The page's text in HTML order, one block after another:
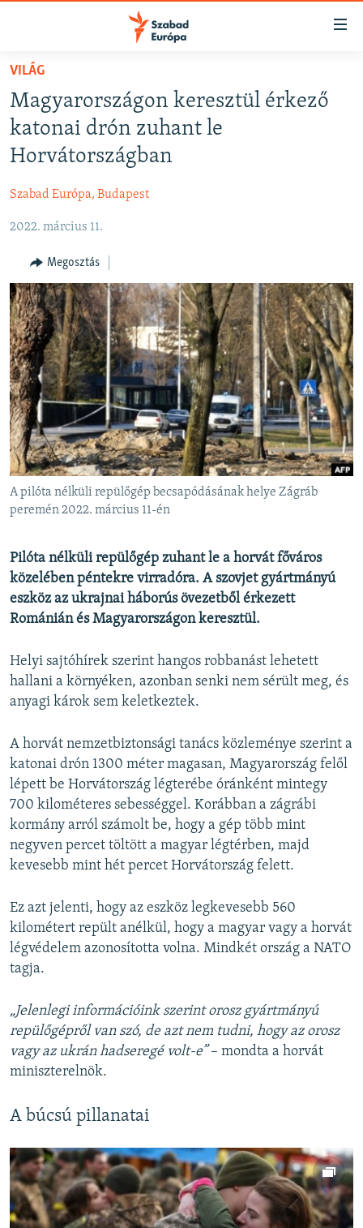
Akadálymentes
Ugrás
fő
oldalra
Ugrás
tartalomjegyzékre
AKTUÁLIS
PODCASTOK
ELEMZŐ
NER15
SZABADON
TÁRSADALOM
DEMOKRÁCIA
A PÉNZ NYOMÁBAN
EURÓPAI UNIÓ
VILÁG
KLÍMAVÁLTOZÁS
A MÚLT TANULSÁGAI
KÖVESSEN MINKET!
Valamennyi RFE/RL weboldal
VILÁG
Magyarországon keresztül érkező
katonai drón zuhant le
Horvátországban
Szabad Európa, Budapest
2022. március 11.
Megosztás
A pilóta nélküli repülőgép becsapódásának helye Zágráb
peremén 2022. március 11-én
Pilóta nélküli repülőgép zuhant le a horvát főváros
közelében péntekre virradóra. A szovjet gyártmányú
eszköz az ukrajnai háborús övezetből érkezett
Románián és Magyarországon keresztül.
Helyi sajtóhírek szerint hangos robbanást lehetett
hallani a környéken, azonban senki nem sérült meg, és
anyagi károk sem keletkeztek.
A horvát nemzetbiztonsági tanács közleménye szerint a
katonai drón 1300 méter magasan, Magyarország felől
lépett be Horvátország légterébe óránként mintegy
700 kilométeres sebességgel. Korábban a zágrábi
kormány arról számolt be, hogy a gép több mint
negyven percet töltött a magyar légtérben, majd
kevesebb mint hét percet Horvátország felett.
Ez azt jelenti, hogy az eszköz legkevesebb 560
kilométert repült anélkül, hogy a magyar vagy a horvát
légvédelem azonosította volna. Mindkét ország a NATO
tagja.
„Jelenlegi információink szerint orosz gyártmányú
repülőgépről van szó, de azt nem tudni, hogy az orosz
vagy az ukrán hadseregé volt-e”– mondta a horvát
miniszterelnök.
A búcsú pillanatai
FELIRATKOZÁS
Spotify